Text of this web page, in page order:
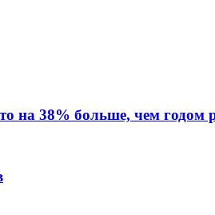
на 38% больше, чем годом